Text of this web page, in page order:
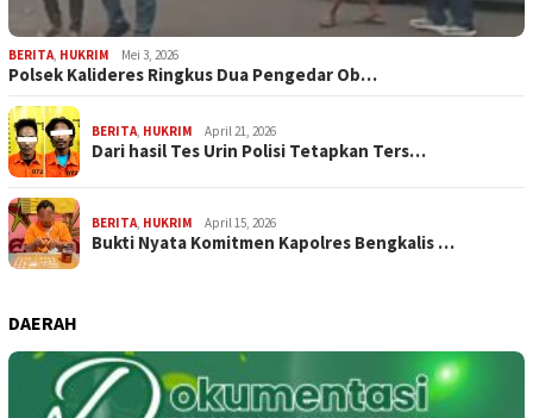
BERITA HUKRIM Mei 3, 2026
Polsek Kalideres Ringkus Dua Pengedar Ob…
BERITA HUKRIM April 21, 2026
Dari hasil Tes Urin Polisi Tetapkan Ters…
BERITA HUKRIM April 15, 2026
Bukti Nyata Komitmen Kapolres Bengkalis …
DAERAH